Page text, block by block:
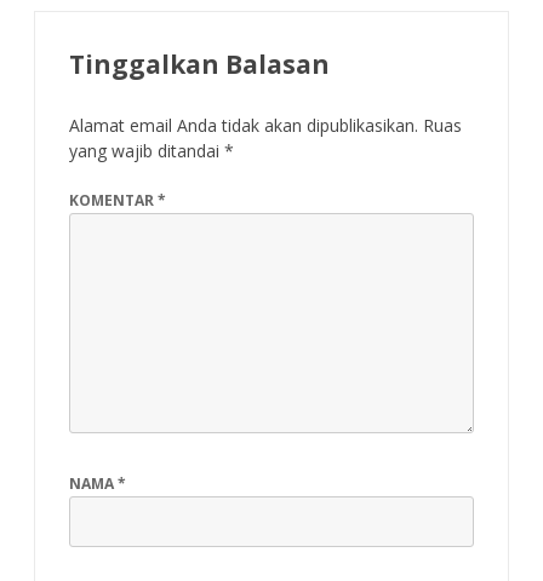
Tinggalkan Balasan
Alamat email Anda tidak akan dipublikasikan. Ruas
yang wajib ditandai *
KOMENTAR*
NAMA*